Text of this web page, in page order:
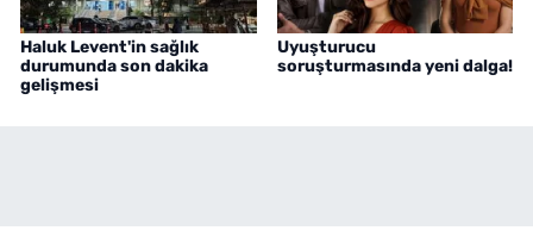
Haluk Levent'in sağlık
durumunda son dakika
gelişmesi
Uyuşturucu
soruşturmasında yeni dalga!